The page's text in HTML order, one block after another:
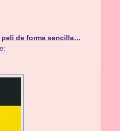
peli de forma sencilla…